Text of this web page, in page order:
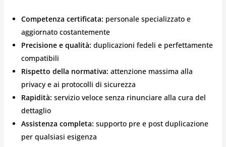
Competenza certificata: personale specializzato e
aggiornato costantemente
Precisione e qualità: duplicazioni fedeli e perfettamente
compatibili
Rispetto della normativa: attenzione massima alla
privacy e ai protocolli di sicurezza
Rapidità: servizio veloce senza rinunciare alla cura del
dettaglio
Assistenza completa: supporto pre e post duplicazione
per qualsiasi esigenza